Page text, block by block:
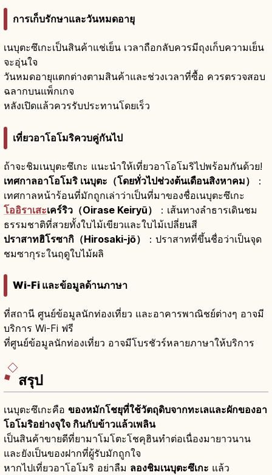
การเก็บรักษาและวันหมดอายุ
เนบุตะซึเกะเป็นสินค้าแช่เย็น เวลาถือกลับควรมีถุงเก็บความเย็น
จะอุ่นใจ
วันหมดอายุแตกต่างตามสินค้าและช่วงเวลาที่ซื้อ ควรตรวจสอบ
ฉลากบนแพ็กเกจ
หลังเปิดแล้วควรรับประทานโดยเร็ว
เที่ยวอาโอโมริควบคู่กันไป
ถ้าจะชิมเนบุตะซึเกะ แนะนำให้เที่ยวอาโอโมริไปพร้อมกันด้วย!
เทศกาลอาโอโมริ เนบุตะ（โดยทั่วไปช่วงต้นเดือนสิงหาคม）
：
เทศกาลหน้าร้อนที่มักถูกเล่าว่าเป็นที่มาของชื่อเนบุตะซึเกะ
โออิราเสะเคร์ริว（Oirase Keiryū）
：เส้นทางลำธารเดินชม
ธรรมชาติที่สวยทั้งใบไม้เขียวและใบไม้เปลี่ยนสี
ปราสาทฮิโรซากิ（Hirosaki-jō）
：ปราสาทที่ขึ้นชื่อว่าเป็นจุด
ชมซากุระในฤดูใบไม้ผลิ
Wi-Fi และข้อมูลด้านภาษา
ที่สถานี ศูนย์ข้อมูลนักท่องเที่ยว และอาคารพาณิชย์ต่างๆ อาจมี
บริการ Wi-Fi ฟรี
ที่ศูนย์ข้อมูลนักท่องเที่ยว อาจมีโบรชัวร์หลายภาษาให้บริการ
สรุป
เนบุตะซึเกะคือ ของหมักโชยุที่ใช้วัตถุดิบจากทะเลและผักของอา
โอโมริอย่างจุใจ กินกับข้าวแล้วเพลิน
เป็นสินค้าขายดีที่ยามาโมโตะโชคุฮินทำต่อเนื่องมายาวนาน
และยังเป็นของฝากที่ผู้รับมักถูกใจ
หากไปเที่ยวอาโอโมริ อย่าลืม ลองชิมเนบุตะซึเกะ แล้ว